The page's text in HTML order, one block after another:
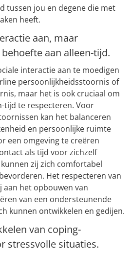
tussen jou en degene die met
heeft.
aan, maar
aan alleen-tijd.
interactie aan te moedigen
persoonlijkheidsstoornis of
maar het is ook cruciaal om
tijd te respecteren. Voor
kan het balanceren
en persoonlijke ruimte
een omgeving te creëren
als tijd voor zichzelf
zij zich comfortabel
Het respecteren van
het opbouwen van
van een ondersteunende
kunnen ontwikkelen en gedijen.
van coping-
stressvolle situaties.